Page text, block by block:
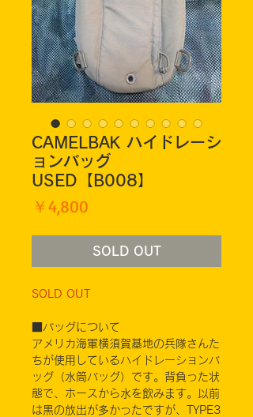
CAMELBAK ハイドレーシ
ョンバッグ
USED【B008】
￥4,800
SOLD OUT
SOLD OUT
■バッグについて
アメリカ海軍横須賀基地の兵隊さんた
ちが使用しているハイドレーションバ
ッグ（水筒バッグ）です。背負った状
態で、ホースから水を飲みます。以前
は黒の放出が多かったですが、TYPE3